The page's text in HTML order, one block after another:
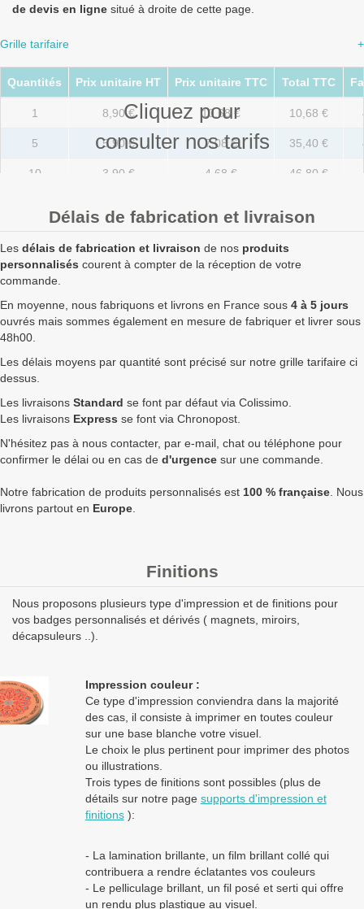
de devis en ligne situé à droite de cette page.
Grille tarifaire +
Cliquez pour
consulter nos tarifs
Quantités Prix unitaire HT Prix unitaire TTC Total TTC
1 8,90 € 10,68 € 10,68 €
5 5,90 € 7,08 € 35,40 €
10 3,90 € 4,68 € 46,80 €
100 1,15 € 1,38 € 138,00 €
500 1,00 € 1,20 € 600,00 €
1000
1750 1,02 €
2500 0,75 € 0,90 € 2 250,00 €
Quantités Prix unitaire HT
Les clients Français paient le prix TTC (TVA 20%).
Les clients dans l’Union Européenne possédant un numéro de
TVA intra-communautaire
paient le prix HT.
Les clients en dehors de l’Union européenne paient le prix HT.
Délais de fabrication et livraison
Les délais de fabrication et livraison de nos produits
personnalisés courent à compter de la réception de votre
commande.
En moyenne, nous fabriquons et livrons en France sous 4 à 5 jours
ouvrés mais sommes également en mesure de fabriquer et livrer sous
48h00.
Les délais moyens par quantité sont précisé sur notre grille tarifaire ci
dessus.
Les livraisons Standard se font par défaut via Colissimo.
Les livraisons Express se font via Chronopost.
N'hésitez pas à nous contacter, par e-mail, chat ou téléphone pour
confirmer le délai ou en cas de d'urgence sur une commande.
Notre fabrication de produits personnalisés est 100 % française. Nous
livrons partout en Europe.
Finitions
Nous proposons plusieurs type d'impression et de finitions pour
vos badges personnalisés et dérivés ( magnets, miroirs,
décapsuleurs ..).
Impression couleur :
Ce type d'impression conviendra dans la majorité
des cas, il consiste à imprimer en toutes couleur
sur une base blanche votre visuel.
Le choix le plus pertinent pour imprimer des photos
ou illustrations.
Trois types de finitions sont possibles (plus de
détails sur notre page supports d'impression et
finitions):
- La lamination brillante, un film brillant collé qui
contribuera a rendre éclatantes vos couleurs
- Le pelliculage brillant, un fil posé et serti qui offre
un rendu plus plastique au visuel.